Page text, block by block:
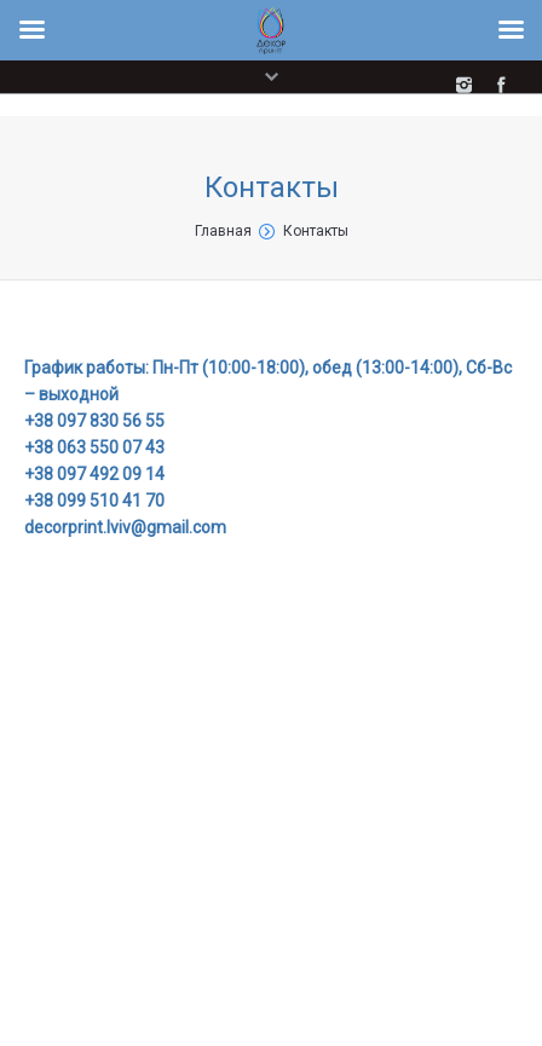
Русский Українська
Контакты
Главная Контакты
График работы: Пн-Пт (10:00-18:00), обед (13:00-14:00), Сб-Вс
– выходной
+38 097 830 56 55
+38 063 550 07 43
+38 097 492 09 14
+38 099 510 41 70
decorprint.lviv@gmail.com